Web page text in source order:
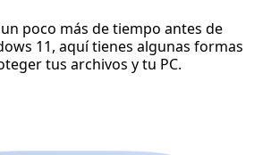
poco más de tiempo antes de
11, aquí tienes algunas formas
tus archivos y tu PC.